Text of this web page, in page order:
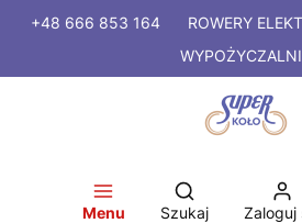
+48 666 853 164 ROWERY
Menu
Otwórz
Szukaj Zaloguj